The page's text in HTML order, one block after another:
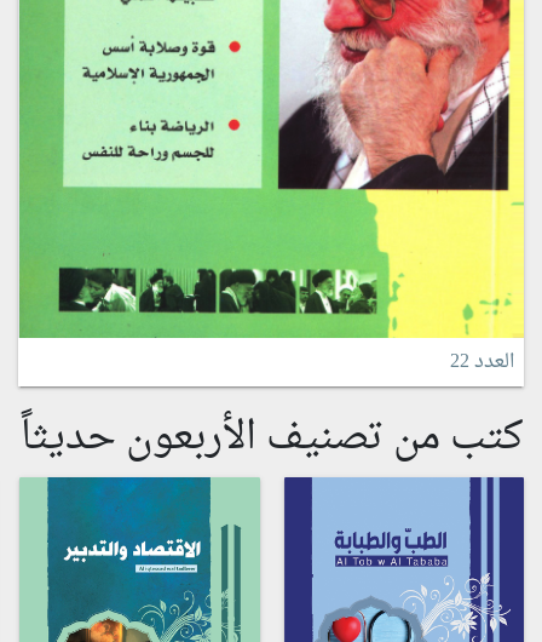
العدد 22
كتب من تصنيف الأربعون حديثاً